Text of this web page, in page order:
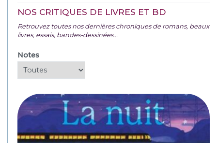
NOS CRITIQUES DE LIVRES ET BD
Retrouvez toutes nos dernières chroniques de romans, beaux
livres, essais, bandes-dessinées...
Notes